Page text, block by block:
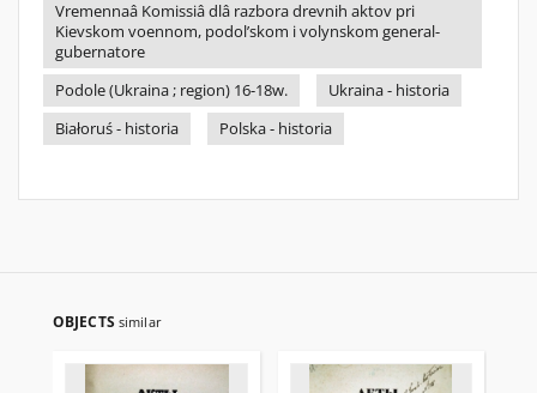
Vremennaâ Komissiâ dlâ razbora drevnih aktov pri
Kievskom voennom, podol’skom i volynskom general-
gubernatore
Podole (Ukraina ; region) 16-18w.
Ukraina - historia
Białoruś - historia
Polska - historia
OBJECTS similar